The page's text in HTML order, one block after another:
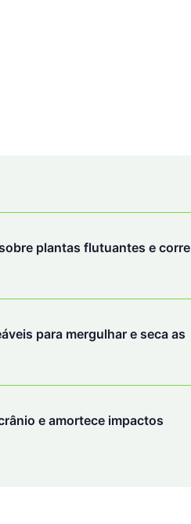
plantas flutuantes e corre
para mergulhar e seca as
e amortece impactos